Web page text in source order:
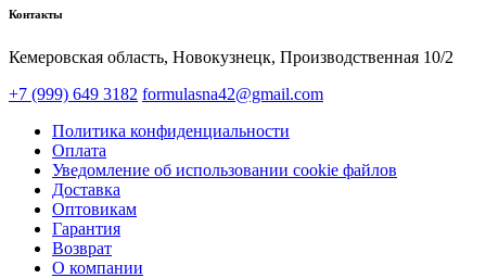
Контакты
Кемеровская область, Новокузнецк,​ Производственная 10/2
+7 (999) 649 3182 formulasna42@gmail.com
Политика конфиденциальности
Оплата
Уведомление об использовании cookie файлов
Доставка
Оптовикам
Гарантия
Возврат
О компании